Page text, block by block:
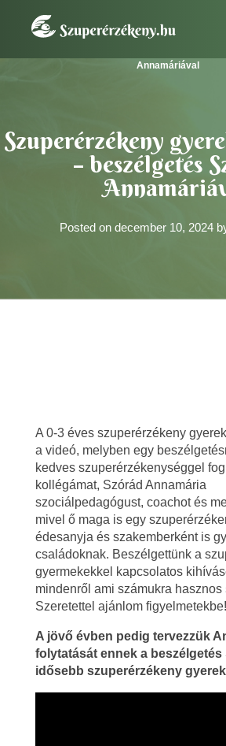
Annamáriával
Szuperérzékeny
– beszélgetés
Posted on december 10, 2024
z
u
p
e
r
é
r
z
A 0-3 éves szuperérzékeny
a videó, melyben egy
kedves szuperérzékenységgel
kollégámat, Szórád Annamária
szociálpedagógust, coachot és
mivel ő maga is egy
édesanyja és szakemberként is
családoknak. Beszélgettünk a
gyermekekkel kapcsolatos
mindenről ami számukra hasznos
Szeretettel ajánlom figyelmetekbe!
A jövő évben pedig tervezzük
folytatását ennek a beszélgetés
idősebb szuperérzékeny